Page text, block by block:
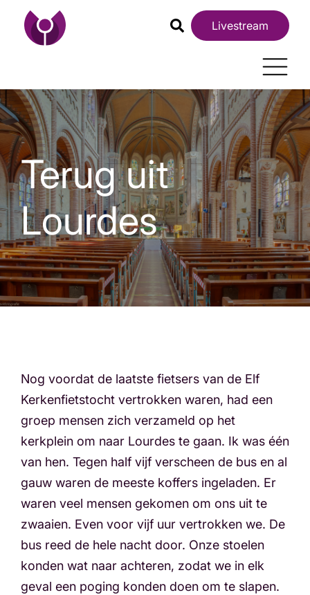
Livestream
Terug uit
Lourdes
Nog voordat de laatste fietsers van de Elf
Kerkenfietstocht vertrokken waren, had een
groep mensen zich verzameld op het
kerkplein om naar Lourdes te gaan. Ik was één
van hen. Tegen half vijf verscheen de bus en al
gauw waren de meeste koffers ingeladen. Er
waren veel mensen gekomen om ons uit te
zwaaien. Even voor vijf uur vertrokken we. De
bus reed de hele nacht door. Onze stoelen
konden wat naar achteren, zodat we in elk
geval een poging konden doen om te slapen.